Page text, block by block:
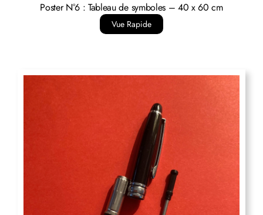
Poster N°6 : Tableau de symboles – 40 x 60 cm
Vue Rapide